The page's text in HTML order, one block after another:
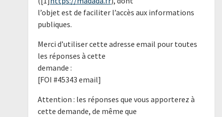
l’objet est de faciliter l’accès aux informations
publiques.
Merci d’utiliser cette adresse email pour toutes
les réponses à cette
demande :
[FOI #45343 email]
Attention : les réponses que vous apporterez à
cette demande, de même que